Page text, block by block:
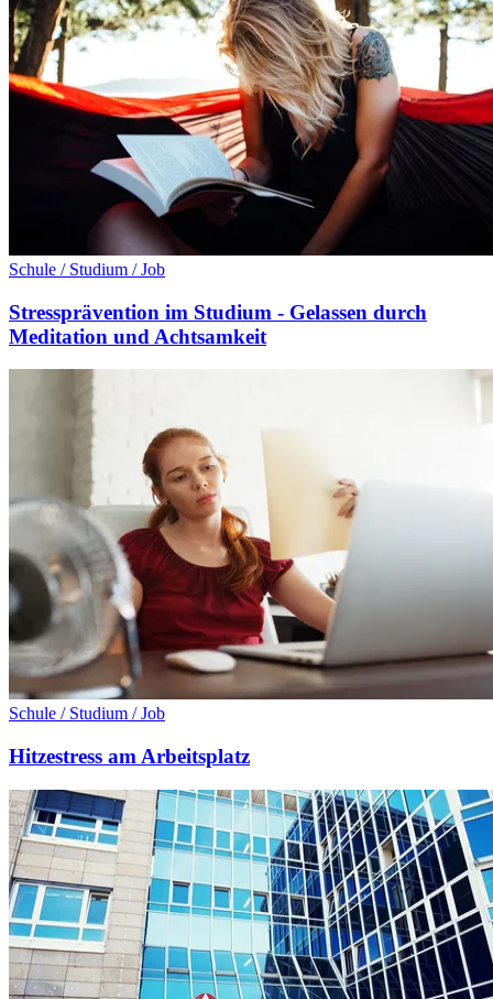
Schule / Studium / Job
Stressprävention im Studium - Gelassen durch
Meditation und Achtsamkeit
Schule / Studium / Job
Hitzestress am Arbeitsplatz